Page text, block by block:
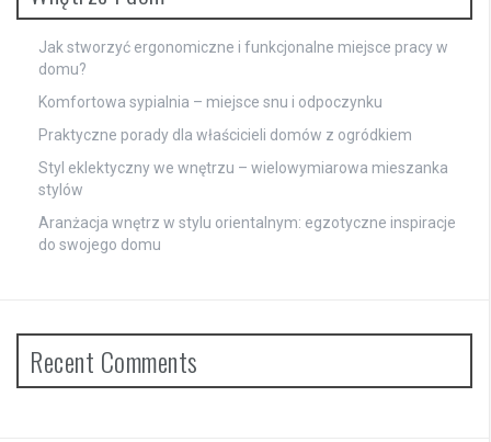
Jak stworzyć ergonomiczne i funkcjonalne miejsce pracy w
domu?
Komfortowa sypialnia – miejsce snu i odpoczynku
Praktyczne porady dla właścicieli domów z ogródkiem
Styl eklektyczny we wnętrzu – wielowymiarowa mieszanka
stylów
Aranżacja wnętrz w stylu orientalnym: egzotyczne inspiracje
do swojego domu
Recent Comments